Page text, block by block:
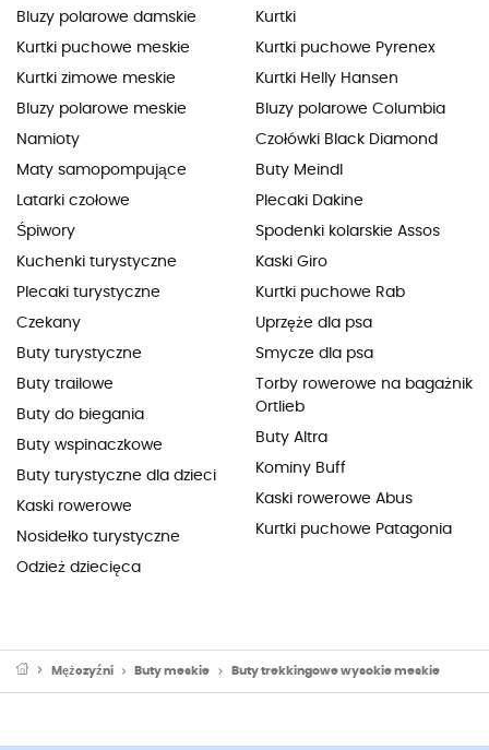
Bluzy polarowe damskie
Kurtki puchowe meskie
Kurtki zimowe meskie
Bluzy polarowe meskie
Namioty
Maty samopompujące
Latarki czołowe
Śpiwory
Kuchenki turystyczne
Plecaki turystyczne
Czekany
Buty turystyczne
Buty trailowe
Buty do biegania
Buty wspinaczkowe
Buty turystyczne dla dzieci
Kaski rowerowe
Nosidełko turystyczne
Odzież dziecięca
Kurtki
Kurtki puchowe Pyrenex
Kurtki Helly Hansen
Bluzy polarowe Columbia
Czołówki Black Diamond
Buty Meindl
Plecaki Dakine
Spodenki kolarskie Assos
Kaski Giro
Kurtki puchowe Rab
Uprzęże dla psa
Smycze dla psa
Torby rowerowe na bagażnik
Ortlieb
Buty Altra
Kominy Buff
Kaski rowerowe Abus
Kurtki puchowe Patagonia
Mężczyźni Buty meskie Buty trekkingowe wysokie meskie